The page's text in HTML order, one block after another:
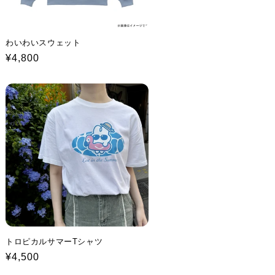
わいわいスウェット
Regular
¥4,800
トロピカルサマーTシャツ
Regular
¥4,500